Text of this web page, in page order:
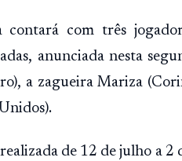
contará com três
anunciada nesta
a zagueira Mariza
de 12 de julho a